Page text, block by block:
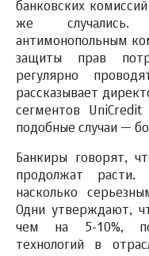
банковских
же случались.
антимонопольным
защиты прав
регулярно
рассказывает
сегментов
подобные случаи —
Банкиры говорят,
продолжат
насколько
Одни утверждают,
чем на 5-10%,
технологий в